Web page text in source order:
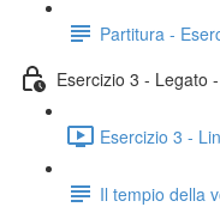
Partitura -
Esercizio 3 - Legato
Esercizio 3 -
Il tempio della